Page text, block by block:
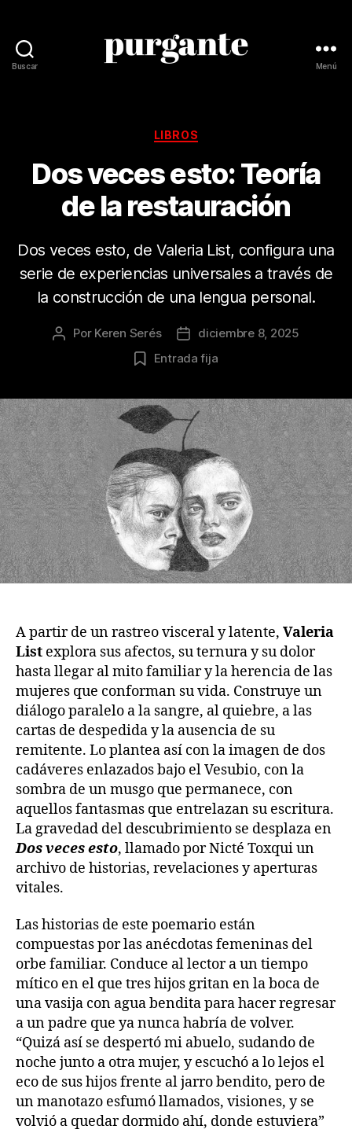
Buscar Menú
Categorías
LIBROS
Dos veces esto: Teoría
de la restauración
Dos veces esto, de Valeria List, configura una
serie de experiencias universales a través de
la construcción de una lengua personal.
Autor
Por Keren Serés
Fecha
de
diciembre 8, 2025
Entrada fija
A partir de un rastreo visceral y latente, Valeria
List explora sus afectos, su ternura y su dolor
hasta llegar al mito familiar y la herencia de las
mujeres que conforman su vida. Construye un
diálogo paralelo a la sangre, al quiebre, a las
cartas de despedida y la ausencia de su
remitente. Lo plantea así con la imagen de dos
cadáveres enlazados bajo el Vesubio, con la
sombra de un musgo que permanece, con
aquellos fantasmas que entrelazan su escritura.
La gravedad del descubrimiento se desplaza en
Dos veces esto, llamado por Nicté Toxqui un
archivo de historias, revelaciones y aperturas
vitales.
Las historias de este poemario están
compuestas por las anécdotas femeninas del
orbe familiar. Conduce al lector a un tiempo
mítico en el que tres hijos gritan en la boca de
una vasija con agua bendita para hacer regresar
a un padre que ya nunca habría de volver.
“Quizá así se despertó mi abuelo, sudando de
noche junto a otra mujer, y escuchó a lo lejos el
eco de sus hijos frente al jarro bendito, pero de
un manotazo esfumó llamados, visiones, y se
volvió a quedar dormido ahí, donde estuviera”